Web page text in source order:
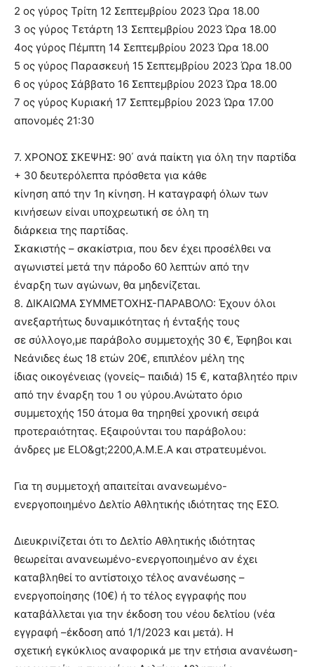
2 ος γύρος Τρίτη 12 Σεπτεμβρίου 2023 Ώρα 18.00
3 ος γύρος Τετάρτη 13 Σεπτεμβρίου 2023 Ώρα 18.00
4ος γύρος Πέμπτη 14 Σεπτεμβρίου 2023 Ώρα 18.00
5 ος γύρος Παρασκευή 15 Σεπτεμβρίου 2023 Ώρα 18.00
6 ος γύρος Σάββατο 16 Σεπτεμβρίου 2023 Ώρα 18.00
7 ος γύρος Κυριακή 17 Σεπτεμβρίου 2023 Ώρα 17.00
απονομές 21:30
7. ΧΡΟΝΟΣ ΣΚΕΨΗΣ: 90΄ ανά παίκτη για όλη την παρτίδα
+ 30 δευτερόλεπτα πρόσθετα για κάθε
κίνηση από την 1η κίνηση. Η καταγραφή όλων των
κινήσεων είναι υποχρεωτική σε όλη τη
διάρκεια της παρτίδας.
Σκακιστής – σκακίστρια, που δεν έχει προσέλθει να
αγωνιστεί μετά την πάροδο 60 λεπτών από την
έναρξη των αγώνων, θα μηδενίζεται.
8. ΔΙΚΑΙΩΜΑ ΣΥΜΜΕΤΟΧΗΣ-ΠΑΡΑΒΟΛΟ: Έχουν όλοι
ανεξαρτήτως δυναμικότητας ή ένταξής τους
σε σύλλογο,με παράβολο συμμετοχής 30 €, Έφηβοι και
Nεάνιδες έως 18 ετών 20€, επιπλέον μέλη της
ίδιας οικογένειας (γονείς– παιδιά) 15 €, καταβλητέο πριν
από την έναρξη του 1 ου γύρου.Ανώτατο όριο
συμμετοχής 150 άτομα θα τηρηθεί χρονική σειρά
προτεραιότητας. Εξαιρούνται του παράβολου:
άνδρες με ELO&gt;2200,Α.Μ.Ε.Α και στρατευμένοι.
Για τη συμμετοχή απαιτείται ανανεωμένο-
ενεργοποιημένο Δελτίο Αθλητικής ιδιότητας της ΕΣΟ.
Διευκρινίζεται ότι το Δελτίο Αθλητικής ιδιότητας
θεωρείται ανανεωμένο-ενεργοποιημένο αν έχει
καταβληθεί το αντίστοιχο τέλος ανανέωσης –
ενεργοποίησης (10€) ή το τέλος εγγραφής που
καταβάλλεται για την έκδοση του νέου δελτίου (νέα
εγγραφή –έκδοση από 1/1/2023 και μετά). Η
σχετική εγκύκλιος αναφορικά με την ετήσια ανανέωση-